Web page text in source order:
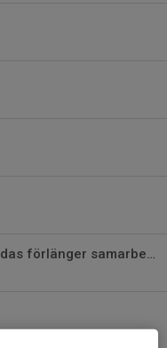
Värmdö IF - Intersport - Adidas förlänger samarbetet!